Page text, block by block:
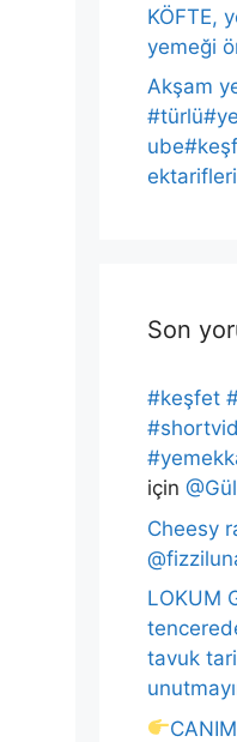
KÖFTE,
yemeği
Akşam
ektarifleri
Son
#keşfet
için
Cheesy
LOKUM
tavuk